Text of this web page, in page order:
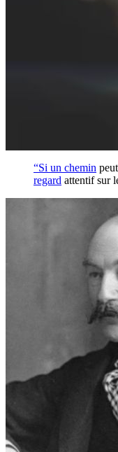
“Si un chemin
regard attentif sur